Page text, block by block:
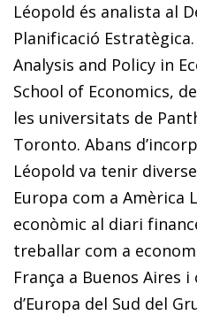
Léopold és analista al
Planificació
Analysis and Policy in
School of Economics,
les universitats de
Toronto. Abans
Léopold va tenir
Europa com a Amèrica
econòmic al diari
treballar com a
França a Buenos Aires
d’Europa del Sud del